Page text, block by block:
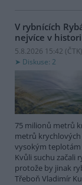
V rybnících
nejvíce v
5.8.2026 15:42 (ČTK)
Diskuse: 2
75 milionů metrů
metrů
vysokým teplotám
Kvůli suchu začali
protože by jinak
Třeboň Vladimír